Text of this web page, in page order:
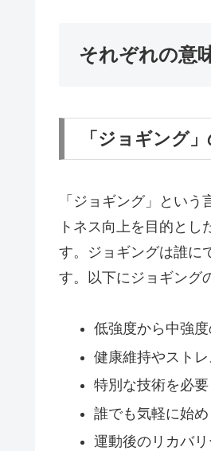
それぞれの意
「ジョギング
「ジョギング」とい
トネス向上を目的と
す。ジョギングは誰に
す。以下にジョギング
低強度から中強
健康維持やスト
特別な技術を必
誰でも気軽に始め
運動後のリカバ